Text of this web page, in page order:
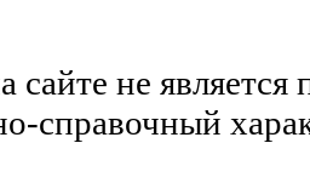
не
справочный